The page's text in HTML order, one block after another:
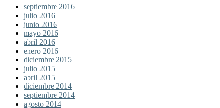
septiembre 2016
julio 2016
junio 2016
mayo 2016
abril 2016
enero 2016
diciembre 2015
julio 2015
abril 2015
diciembre 2014
septiembre 2014
agosto 2014